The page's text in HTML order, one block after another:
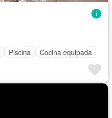
Piscina Cocina equipada